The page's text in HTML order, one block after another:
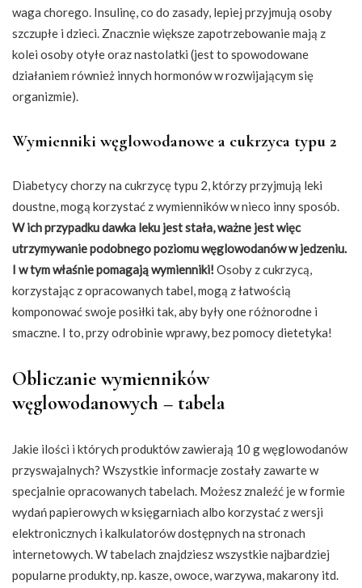
waga chorego. Insulinę, co do zasady, lepiej przyjmują osoby
szczupłe i dzieci. Znacznie większe zapotrzebowanie mają z
kolei osoby otyłe oraz nastolatki (jest to spowodowane
działaniem również innych hormonów w rozwijającym się
organizmie).
Wymienniki węglowodanowe a cukrzyca typu 2
Diabetycy chorzy na cukrzycę typu 2, którzy przyjmują leki
doustne, mogą korzystać z wymienników w nieco inny sposób.
W ich przypadku dawka leku jest stała, ważne jest więc
utrzymywanie podobnego poziomu węglowodanów w jedzeniu.
I w tym właśnie pomagają wymienniki! Osoby z cukrzycą,
korzystając z opracowanych tabel, mogą z łatwością
komponować swoje posiłki tak, aby były one różnorodne i
smaczne. I to, przy odrobinie wprawy, bez pomocy dietetyka!
Obliczanie wymienników
węglowodanowych – tabela
Jakie ilości i których produktów zawierają 10 g węglowodanów
przyswajalnych? Wszystkie informacje zostały zawarte w
specjalnie opracowanych tabelach. Możesz znaleźć je w formie
wydań papierowych w księgarniach albo korzystać z wersji
elektronicznych i kalkulatorów dostępnych na stronach
internetowych. W tabelach znajdziesz wszystkie najbardziej
popularne produkty, np. kasze, owoce, warzywa, makarony itd.